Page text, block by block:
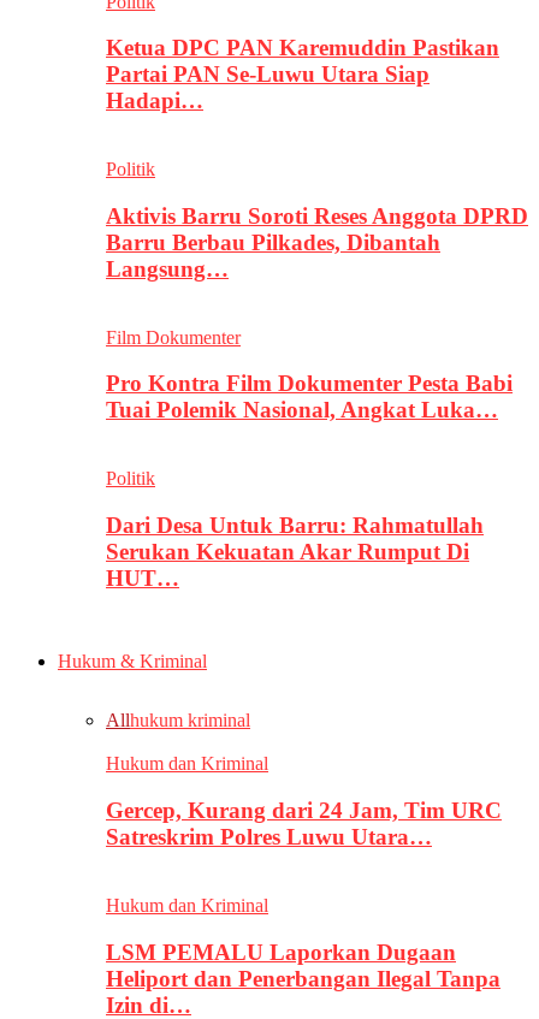
Ketua DPC PAN Karemuddin Pastikan
Partai PAN Se-Luwu Utara Siap
Hadapi…
Politik
Aktivis Barru Soroti Reses Anggota DPRD
Barru Berbau Pilkades, Dibantah
Langsung…
Film Dokumenter
Pro Kontra Film Dokumenter Pesta Babi
Tuai Polemik Nasional, Angkat Luka…
Politik
Dari Desa Untuk Barru: Rahmatullah
Serukan Kekuatan Akar Rumput Di
HUT…
Hukum & Kriminal
Allhukum kriminal
Hukum dan Kriminal
Gercep, Kurang dari 24 Jam, Tim URC
Satreskrim Polres Luwu Utara…
Hukum dan Kriminal
LSM PEMALU Laporkan Dugaan
Heliport dan Penerbangan Ilegal Tanpa
Izin di…